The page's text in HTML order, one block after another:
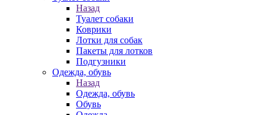
Назад
Туалет собаки
Коврики
Лотки для собак
Пакеты для лотков
Подгузники
Одежда, обувь
Назад
Одежда, обувь
Обувь